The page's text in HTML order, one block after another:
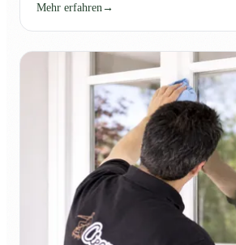
Mehr erfahren →